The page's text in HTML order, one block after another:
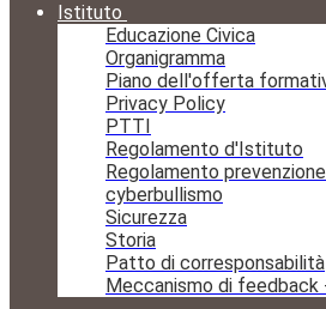
Istituto
Educazione Civica
Organigramma
Piano dell'offerta
Privacy Policy
PTTI
Regolamento d'Istituto
Regolamento
cyberbullismo
Sicurezza
Storia
Patto di corresponsabilità
Meccanismo di feedback